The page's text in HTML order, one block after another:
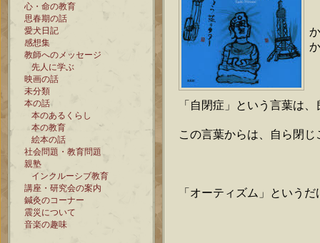
心・命の教育
思春期の話
愛犬日記
感想集
教師へのメッセージ
先人に学ぶ
映画の話
未分類
本の話
本のあるくらし
本の教育
絵本の話
社会問題・教育問題
親塾
インクルーシブ教育
講座・研究会の案内
鍼灸のコーナー
震災について
音楽の趣味
「自閉症」という言葉は
この言葉からは、自ら閉
「オーティズム」という